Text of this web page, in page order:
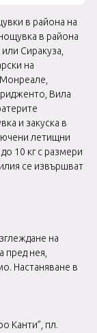
в района на
в района
Сиракуза,
на
Вила
и закуска в
летищни
10 кг с размери
се извършват
на
пред нея,
Настаняване в
Канти”, пл.